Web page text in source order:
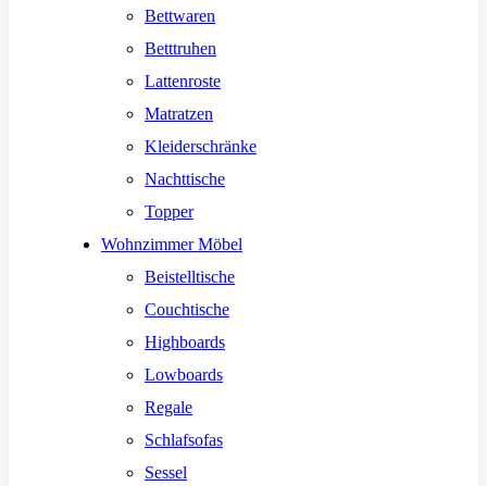
Bettwaren
Betttruhen
Lattenroste
Matratzen
Kleiderschränke
Nachttische
Topper
Wohnzimmer Möbel
Beistelltische
Couchtische
Highboards
Lowboards
Regale
Schlafsofas
Sessel